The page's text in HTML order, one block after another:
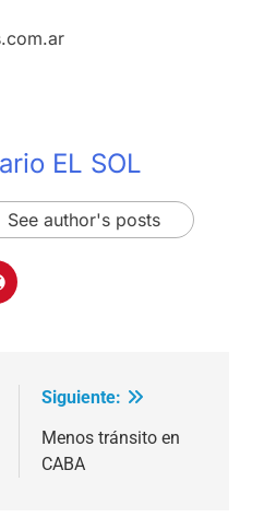
EL SOL
See author's posts
Siguiente:
Menos tránsito en
CABA